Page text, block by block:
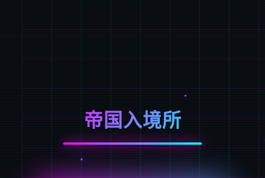
帝国入境所